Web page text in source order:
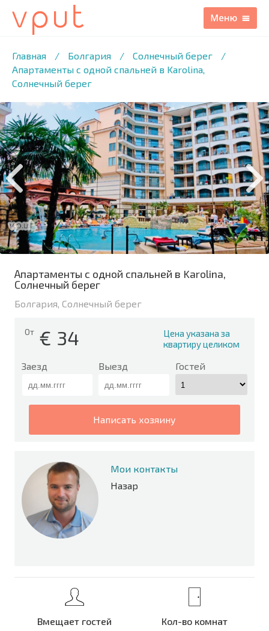
Главная / Болгария / Солнечный берег
/
Апартаменты с одной спальней в Karolina,
Солнечный берег
/22 ФОТО
Апартаменты с одной спальней в Karolina,
Солнечный берег
Болгария, Солнечный берег
От € 34
Цена указана за
квартиру целиком
Заезд Выезд Гостей
написать хозяину
Мои контакты
Назар
Вмещает гостей Кол-во комнат